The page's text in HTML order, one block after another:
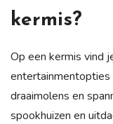
kermis?
Op een kermis vind
entertainmentopties
draaimolens en
spookhuizen en